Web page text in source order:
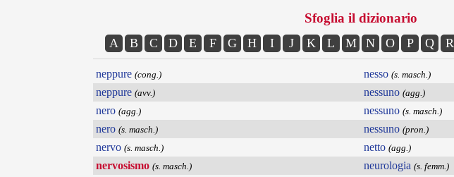
Sfoglia il dizionario
A B C D E F G H I J K L M N O P Q R
neppure (cong.)
neppure (avv.)
nero (agg.)
nero (s. masch.)
nervo (s. masch.)
nervosismo (s. masch.)
nesso (s. masch.)
nessuno (agg.)
nessuno (s. masch.)
nessuno (pron.)
netto (agg.)
neurologia (s. femm.)